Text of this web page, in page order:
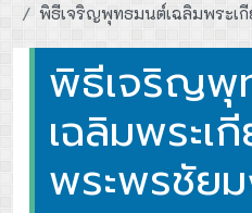
พิธีเจริญพุทธมนต์เฉลิมพระเ
พิธีเจริญพุ
เฉลิมพระเ
พระพรชัย